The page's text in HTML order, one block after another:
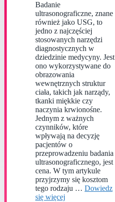
Badanie
ultrasonograficzne, znane
również jako USG, to
jedno z najczęściej
stosowanych narzędzi
diagnostycznych w
dziedzinie medycyny. Jest
ono wykorzystywane do
obrazowania
wewnętrznych struktur
ciała, takich jak narządy,
tkanki miękkie czy
naczynia krwionośne.
Jednym z ważnych
czynników, które
wpływają na decyzję
pacjentów o
przeprowadzeniu badania
ultrasonograficznego, jest
cena. W tym artykule
przyjrzymy się kosztom
tego rodzaju … Dowiedz
się więcej